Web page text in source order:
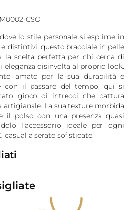
CSO
lo stile personale si esprime in
distintivi, questo bracciale in pelle
la scelta perfetta per chi cerca di
disinvolta al proprio look.
amato per la sua durabilità e
con il passare del tempo, qui si
gioco di intrecci che cattura
artigianale. La sua texture morbida
il polso con una presenza quasi
l'accessorio ideale per ogni
casual a serate sofisticate.